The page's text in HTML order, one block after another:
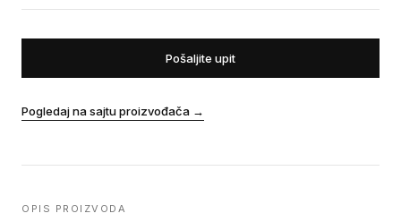
Pošaljite upit
Pogledaj na sajtu proizvođača →
OPIS PROIZVODA